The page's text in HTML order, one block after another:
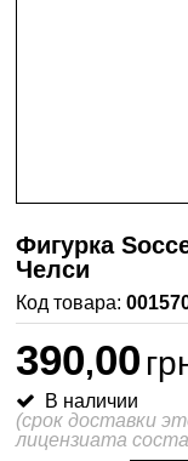
Фигурка
Челси
390,00
В наличии
(срок доставки
лицензиата